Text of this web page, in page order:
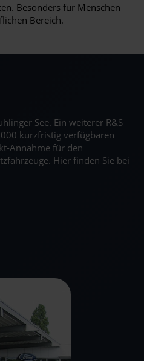
Besonders für Menschen
Bereich.
See. Ein weiterer R&S
kurzfristig verfügbaren
Annahme für den
Hier finden Sie bei